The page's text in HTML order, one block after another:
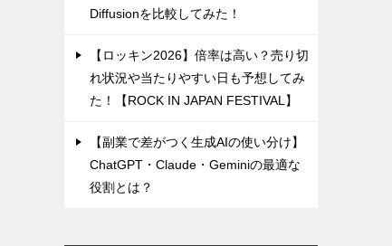
Diffusionを比較してみた！
【ロッキン2026】倍率は高い？売り切
れ状況や当たりやすい日も予想してみ
た！【ROCK IN JAPAN FESTIVAL】
【副業で差がつく生成AIの使い分け】
ChatGPT・Claude・Geminiの最適な
役割とは？